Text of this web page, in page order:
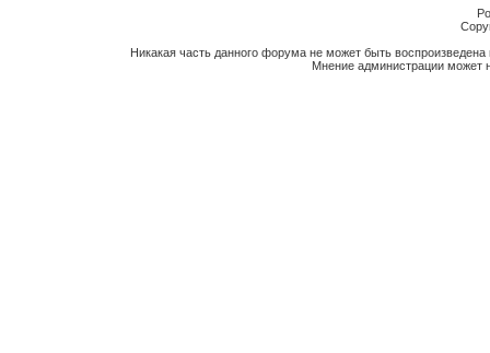
Никакая часть данного форума не может быть
Мнение администрации может